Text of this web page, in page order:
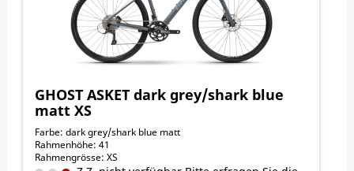
GHOST ASKET dark grey/shark blue
matt XS
Farbe: dark grey/shark blue matt
Rahmenhöhe: 41
Rahmengrösse: XS